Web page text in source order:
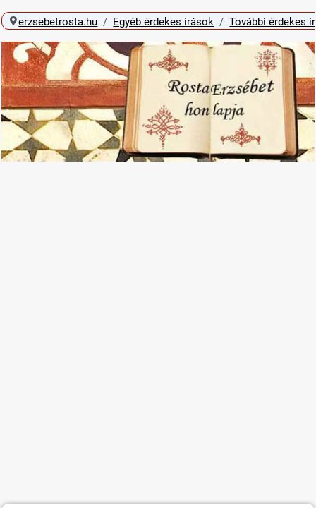
erzsebetrosta.hu Egyéb érdekes írások További érdekes